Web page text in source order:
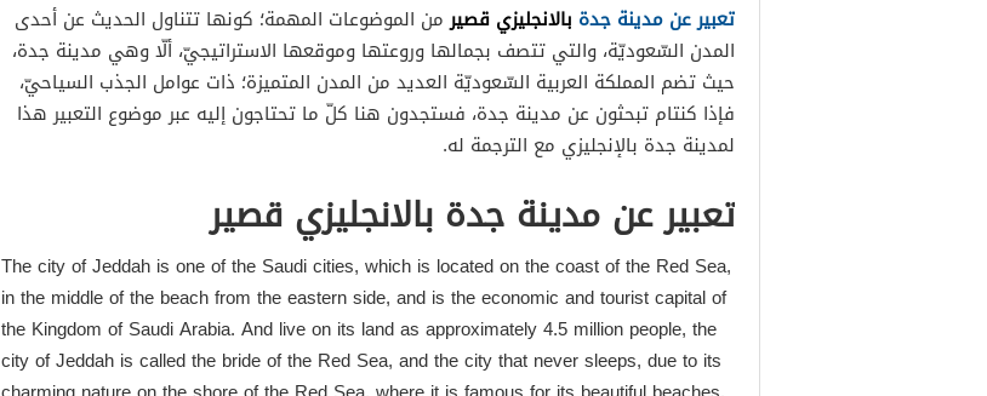
ترجمة تعبير عن مدينة جدة بالانجليزي قصير
المقدمة
العرض
الخاتمة
ترجمة تعبير عن نافورة جدة
تعبير عن مدينة جدة بالانجليزي قصيرمن الموضوعات المهمة؛ كونها تتناول الحديث عن أحدى
المدن السّعوديّة، والتي تتصف بجمالها وروعتها وموقعها الاستراتيجيّ، ألّا وهي مدينة جدة،
حيث تضم المملكة العربية السّعوديّة العديد من المدن المتميزة؛ ذات عوامل الجذب السياحيّ،
فإذا كنتام تبحثون عن مدينة جدة، فستجدون هنا كلّ ما تحتاجون إليه عبر موضوع التعبير هذا
لمدينة جدة بالإنجليزي مع الترجمة له.
تعبير عن مدينة جدة بالانجليزي قصير
The city of Jeddah is one of the Saudi cities, which is located on the coast of the Red Sea,
in the middle of the beach from the eastern side, and is the economic and tourist capital of
the Kingdom of Saudi Arabia. And live on its land as approximately 4.5 million people, the
city of Jeddah is called the bride of the Red Sea, and the city that never sleeps, due to its